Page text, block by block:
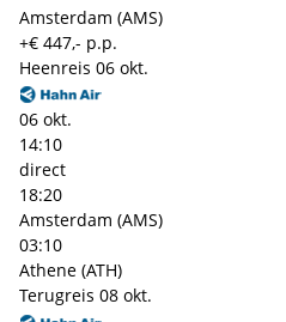
Amsterdam (AMS)
+€ 447,- p.p.
Heenreis 06 okt.
06 okt.
14:10
direct
18:20
Amsterdam (AMS)
03:10
Athene (ATH)
Terugreis 08 okt.